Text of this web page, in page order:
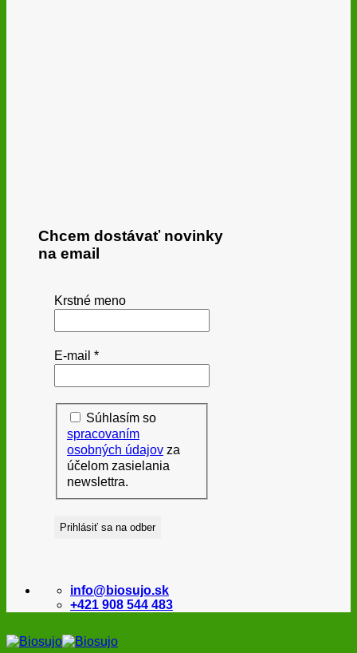
Chcem dostávať novinky
na email
Krstné meno
E-mail *
Súhlasím so
spracovaním
osobných údajov za
účelom zasielania
newslettra.
info@biosujo.sk
+421 908 544 483